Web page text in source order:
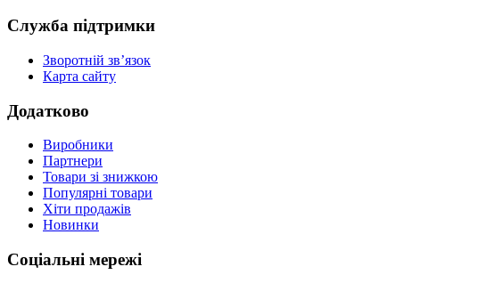
Служба підтримки
Зворотній зв’язок
Карта сайту
Додатково
Виробники
Партнери
Товари зі знижкою
Популярні товари
Хіти продажів
Новинки
Соціальні мережі